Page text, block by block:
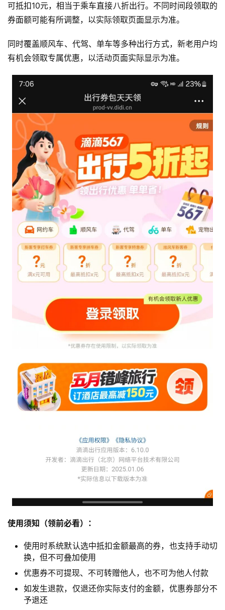
可抵扣10元，相当于乘车直接八折出行。不同时间段领取的
券面额可能有所调整，以实际领取页面显示为准。
同时覆盖顺风车、代驾、单车等多种出行方式，新老用户均
有机会领取专属优惠，以活动页面实际显示为准。
使用须知（领前必看）：
使用时系统默认选中抵扣金额最高的券，也支持手动切
换，但不可叠加使用
优惠券不可提现、不可转赠他人，也不可为他人付款
如发生退款，仅退还你实际支付的金额，优惠券部分不
予退还